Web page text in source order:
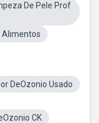
De Pele Prof
Alimentos
DeOzonio Usado
CK